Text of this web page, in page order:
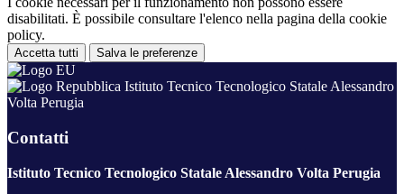
disabilitati. È possibile consultare l'elenco nella pagina della cookie
policy.
Accetta tutti Salva le preferenze
Istituto Tecnico Tecnologico Statale Alessandro
Volta Perugia
Contatti
Istituto Tecnico Tecnologico Statale Alessandro Volta Perugia